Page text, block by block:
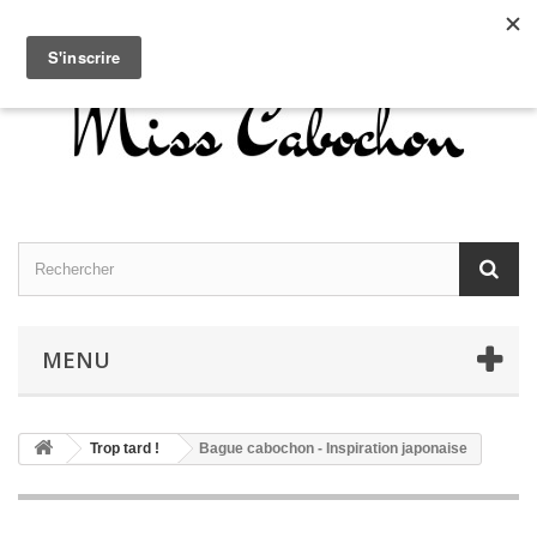
Connexion
MENU
Trop tard ! Bague cabochon - Inspiration japonaise